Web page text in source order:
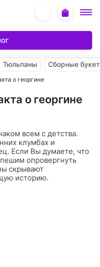
Тюльпаны Сборные
о георгине
о георгине
всем с детства.
клумбах и
Если Вы думаете, что
опровергнуть
скрывают
историю.